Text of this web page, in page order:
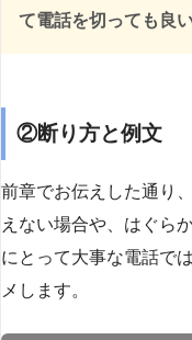
て電話を切っても良
②断り方と例文
前章でお伝えした通り
えない場合や、はぐら
にとって大事な電話で
メします。